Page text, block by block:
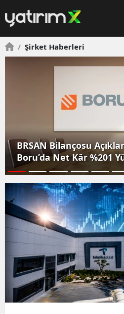
/ Şirket Haberleri
BRSAN Bilançosu
Boru’da Net Kâr %201